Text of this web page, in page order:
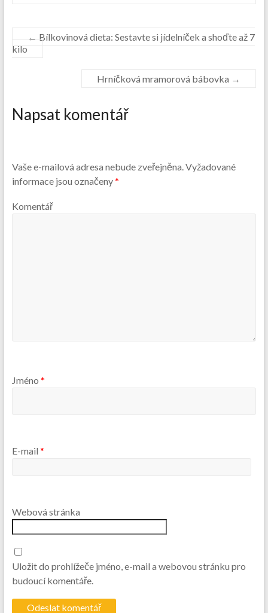
← Bílkovinová dieta: Sestavte si jídelníček a shoďte až 7
kilo
Hrníčková mramorová bábovka →
Napsat komentář
Vaše e-mailová adresa nebude zveřejněna.Vyžadované
informace jsou označeny*
Komentář
Jméno *
E-mail *
Webová stránka
Uložit do prohlížeče jméno, e-mail a webovou stránku pro
budoucí komentáře.